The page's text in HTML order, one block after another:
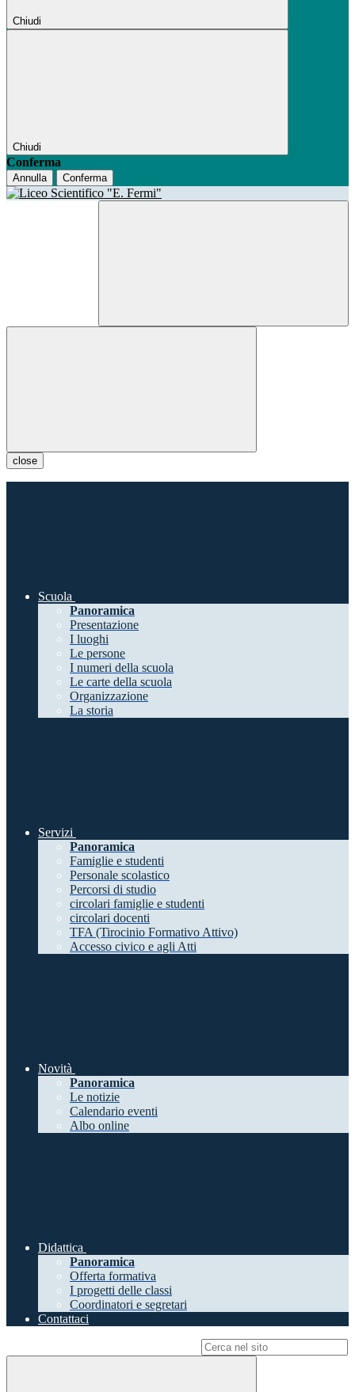
Chiudi
Chiudi
Conferma
Annulla Conferma
close
Scuola
Panoramica
Presentazione
I luoghi
Le persone
I numeri della scuola
Le carte della scuola
Organizzazione
La storia
Servizi
Panoramica
Famiglie e studenti
Personale scolastico
Percorsi di studio
circolari famiglie e studenti
circolari docenti
TFA (Tirocinio Formativo Attivo)
Accesso civico e agli Atti
Novità
Panoramica
Le notizie
Calendario eventi
Albo online
Didattica
Panoramica
Offerta formativa
I progetti delle classi
Coordinatori e segretari
Contattaci